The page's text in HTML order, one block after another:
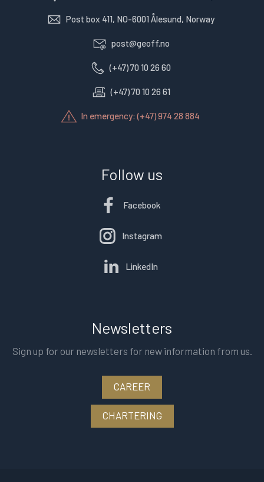
Post box 411, NO-6001 Ålesund, Norway
post@geoff.no
(+47) 70 10 26 60
(+47) 70 10 26 61
In emergency: (+47) 974 28 884
Follow us
Facebook
Instagram
LinkedIn
Newsletters
Sign up for our newsletters for new information from us.
CAREER
CHARTERING